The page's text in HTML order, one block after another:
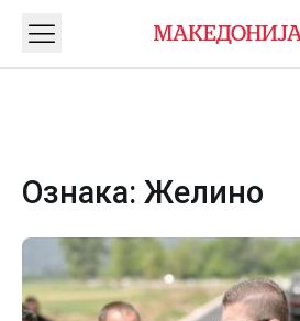
Ознака: Желино